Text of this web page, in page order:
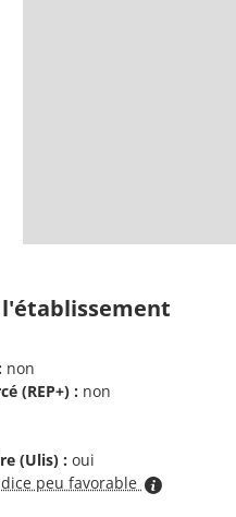
non
(REP+) : non
(Ulis) : oui
peu favorable